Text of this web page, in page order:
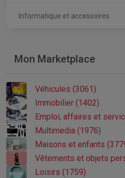
Informatique et accessoires
Mon Marketplace
Véhicules (3061)
Immobilier (1402)
Emploi, affaires et
Multimedia (1976)
Maisons et enfants
Vêtements et objets
Loisirs (1759)